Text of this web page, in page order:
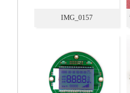
IMG_0157